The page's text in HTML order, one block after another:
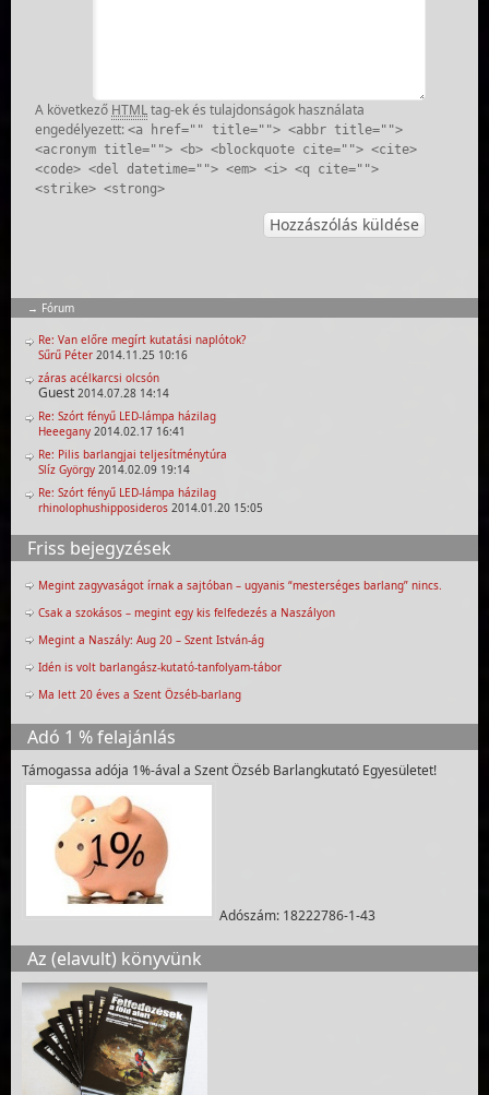
A következő HTMLtag-ek és tulajdonságok használata
engedélyezett: <a href="" title=""> <abbr title="">
<acronym title=""> <b> <blockquote cite=""> <cite>
<code> <del datetime=""> <em> <i> <q cite="">
<strike> <strong>
Fórum
Re: Van előre megírt kutatási naplótok?
Sűrű Péter 2014.11.25 10:16
záras acélkarcsi olcsón
Guest 2014.07.28 14:14
Re: Szórt fényű LED-lámpa házilag
Heeegany 2014.02.17 16:41
Re: Pilis barlangjai teljesítménytúra
Slíz György 2014.02.09 19:14
Re: Szórt fényű LED-lámpa házilag
rhinolophushipposideros 2014.01.20 15:05
Friss bejegyzések
Megint zagyvaságot írnak a sajtóban – ugyanis “mesterséges barlang” nincs.
Csak a szokásos – megint egy kis felfedezés a Naszályon
Megint a Naszály: Aug 20 – Szent István-ág
Idén is volt barlangász-kutató-tanfolyam-tábor
Ma lett 20 éves a Szent Özséb-barlang
Adó 1 % felajánlás
Támogassa adója 1%-ával a Szent Özséb Barlangkutató Egyesületet!
Adószám: 18222786-1-43
Az (elavult) könyvünk